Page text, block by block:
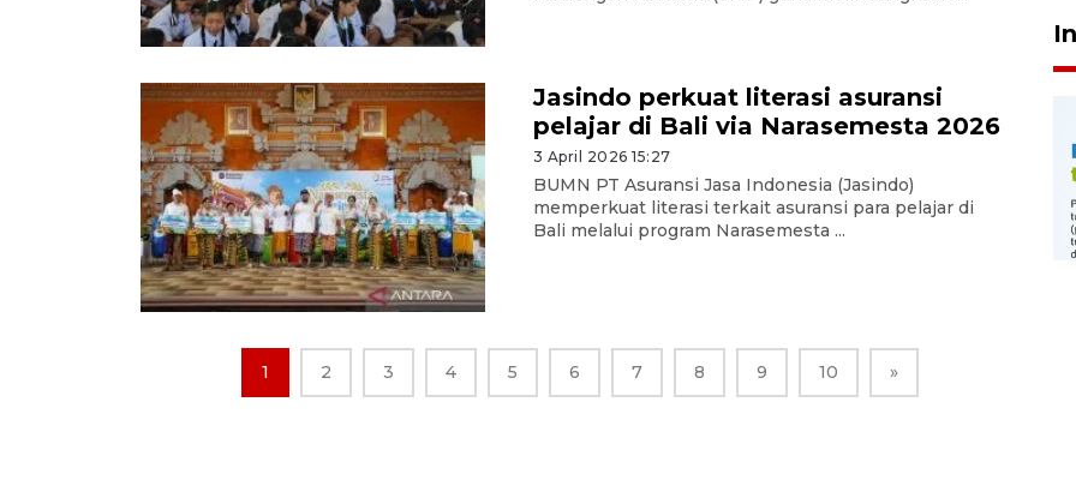
Jasindo perkuat literasi asuransi
pelajar di Bali via Narasemesta 2026
3 April 2026 15:27
BUMN PT Asuransi Jasa Indonesia (Jasindo)
memperkuat literasi terkait asuransi para pelajar di
Bali melalui program Narasemesta ...
1 2 3 4 5 6 7 8 9 10 »